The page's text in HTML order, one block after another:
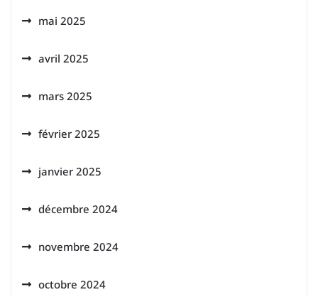
mai 2025
avril 2025
mars 2025
février 2025
janvier 2025
décembre 2024
novembre 2024
octobre 2024